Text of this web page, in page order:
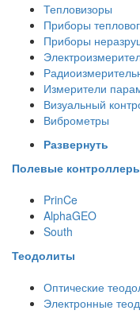
Тепловизоры
Приборы
Приборы
Измерители
Визуальный
Виброметры
Развернуть
Полевые
PrinCe
AlphaGEO
South
Теодолиты
Оптические
Электронные